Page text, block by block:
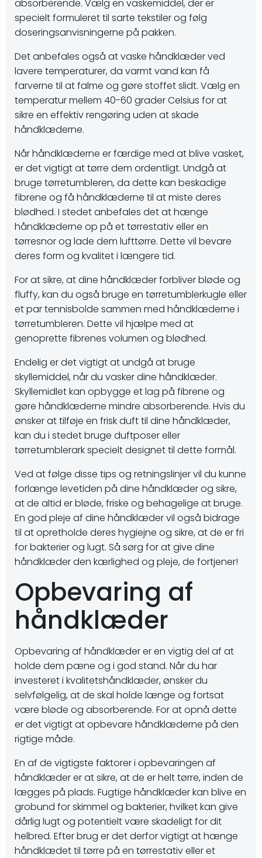
absorberende. Vælg en vaskemiddel, der er
specielt formuleret til sarte tekstiler og følg
doseringsanvisningerne på pakken.
Det anbefales også at vaske håndklæder ved
lavere temperaturer, da varmt vand kan få
farverne til at falme og gøre stoffet slidt. Vælg en
temperatur mellem 40-60 grader Celsius for at
sikre en effektiv rengøring uden at skade
håndklæderne.
Når håndklæderne er færdige med at blive vasket,
er det vigtigt at tørre dem ordentligt. Undgå at
bruge tørretumbleren, da dette kan beskadige
fibrene og få håndklæderne til at miste deres
blødhed. I stedet anbefales det at hænge
håndklæderne op på et tørrestativ eller en
tørresnor og lade dem lufttørre. Dette vil bevare
deres form og kvalitet i længere tid.
For at sikre, at dine håndklæder forbliver bløde og
fluffy, kan du også bruge en tørretumblerkugle eller
et par tennisbolde sammen med håndklæderne i
tørretumbleren. Dette vil hjælpe med at
genoprette fibrenes volumen og blødhed.
Endelig er det vigtigt at undgå at bruge
skyllemiddel, når du vasker dine håndklæder.
Skyllemidlet kan opbygge et lag på fibrene og
gøre håndklæderne mindre absorberende. Hvis du
ønsker at tilføje en frisk duft til dine håndklæder,
kan du i stedet bruge duftposer eller
tørretumblerark specielt designet til dette formål.
Ved at følge disse tips og retningslinjer vil du kunne
forlænge levetiden på dine håndklæder og sikre,
at de altid er bløde, friske og behagelige at bruge.
En god pleje af dine håndklæder vil også bidrage
til at opretholde deres hygiejne og sikre, at de er fri
for bakterier og lugt. Så sørg for at give dine
håndklæder den kærlighed og pleje, de fortjener!
Opbevaring af
håndklæder
Opbevaring af håndklæder er en vigtig del af at
holde dem pæne og i god stand. Når du har
investeret i kvalitetshåndklæder, ønsker du
selvfølgelig, at de skal holde længe og fortsat
være bløde og absorberende. For at opnå dette
er det vigtigt at opbevare håndklæderne på den
rigtige måde.
En af de vigtigste faktorer i opbevaringen af
håndklæder er at sikre, at de er helt tørre, inden de
lægges på plads. Fugtige håndklæder kan blive en
grobund for skimmel og bakterier, hvilket kan give
dårlig lugt og potentielt være skadeligt for dit
helbred. Efter brug er det derfor vigtigt at hænge
håndklædet til tørre på en tørrestativ eller et